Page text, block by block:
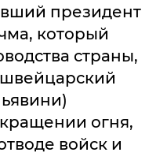
президент
который
страны,
огня,
войск и